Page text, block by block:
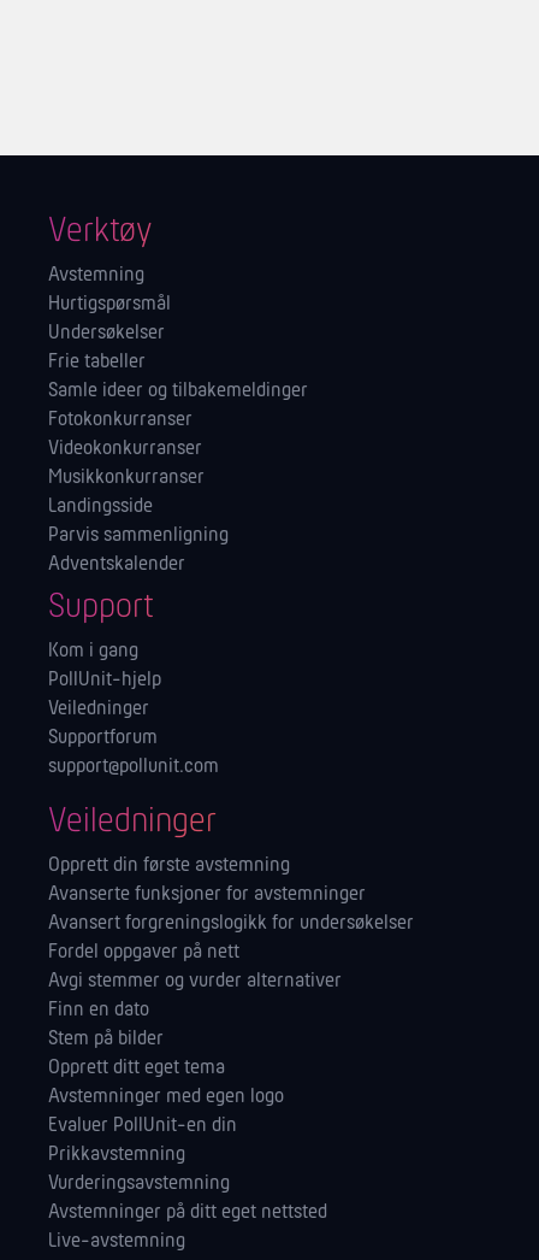
Verktøy
Avstemning
Hurtigspørsmål
Undersøkelser
Frie tabeller
Samle ideer og tilbakemeldinger
Fotokonkurranser
Videokonkurranser
Musikkonkurranser
Landingsside
Parvis sammenligning
Adventskalender
Support
Kom i gang
PollUnit-hjelp
Veiledninger
Supportforum
support@pollunit.com
Veiledninger
Opprett din første avstemning
Avanserte funksjoner for avstemninger
Avansert forgreningslogikk for undersøkelser
Fordel oppgaver på nett
Avgi stemmer og vurder alternativer
Finn en dato
Stem på bilder
Opprett ditt eget tema
Avstemninger med egen logo
Evaluer PollUnit-en din
Prikkavstemning
Vurderingsavstemning
Avstemninger på ditt eget nettsted
Live-avstemning